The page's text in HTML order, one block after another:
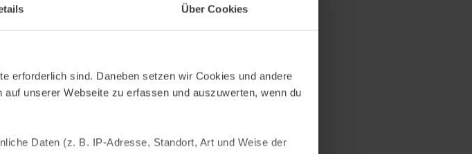
Über Cookies
erforderlich sind. Daneben setzen wir Cookies und andere
unserer Webseite zu erfassen und auszuwerten, wenn du
Daten (z. B. IP-Adresse, Standort, Art und Weise der